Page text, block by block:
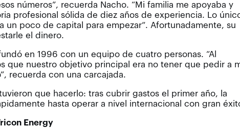
números”, recuerda Nacho. “Mi familia me apoyaba y
profesional sólida de diez años de experiencia. Lo
un poco de capital para empezar”. Afortunadamente, su
el dinero.
en 1996 con un equipo de cuatro personas. “Al
que nuestro objetivo principal era no tener que pedir a
recuerda con una carcajada.
que hacerlo: tras cubrir gastos el primer año, la
hasta operar a nivel internacional con gran
Energy